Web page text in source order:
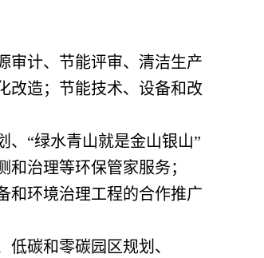
审计、节能评审、清洁生产
改造；节能技术、设备和改
、“绿水青山就是金山银山”
治理等环保管家服务；
和环境治理工程的合作推广
碳和零碳园区规划、